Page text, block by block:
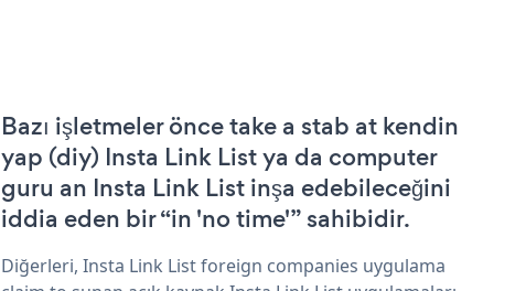
Bazı işletmeler önce take a stab at kendin
yap (diy) Insta Link List ya da computer
guru an Insta Link List inşa edebileceğini
iddia eden bir “in 'no time'” sahibidir.
Diğerleri, Insta Link List foreign companies uygulama